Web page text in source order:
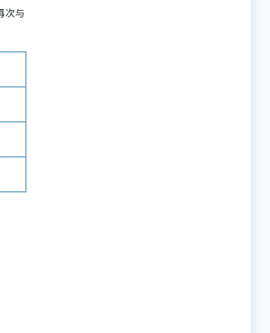
次与